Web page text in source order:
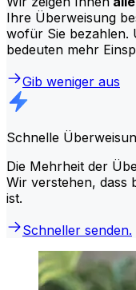
Ihre Überweisung
wofür Sie bezahlen.
bedeuten mehr
Gib weniger aus
Schnelle
Die Mehrheit der
Wir verstehen, dass
ist.
Schneller senden.